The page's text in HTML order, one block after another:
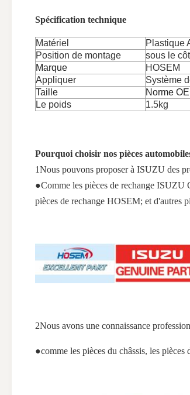
Spécification technique
Matériel
Plastique
Position de montage
sous le
Marque
HOSEM
Appliquer
Système
Taille
Norme
Le poids
1.5kg
Pourquoi choisir nos pièces
1Nous pouvons proposer à ISUZU des
●Comme les pièces de rechange
pièces de rechange HOSEM; et d'autres
2Nous avons une connaissance
●comme les pièces du châssis, les pièces